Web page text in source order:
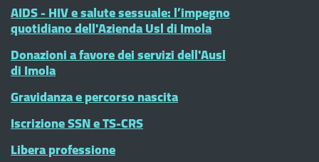
AIDS - HIV e salute sessuale: l’impegno
quotidiano dell'Azienda Usl di Imola
Donazioni a favore dei servizi dell'Ausl
di Imola
Gravidanza e percorso nascita
Iscrizione SSN e TS-CRS
Libera professione